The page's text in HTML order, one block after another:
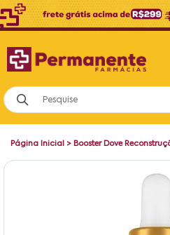
Página Inicial > Booster Dove